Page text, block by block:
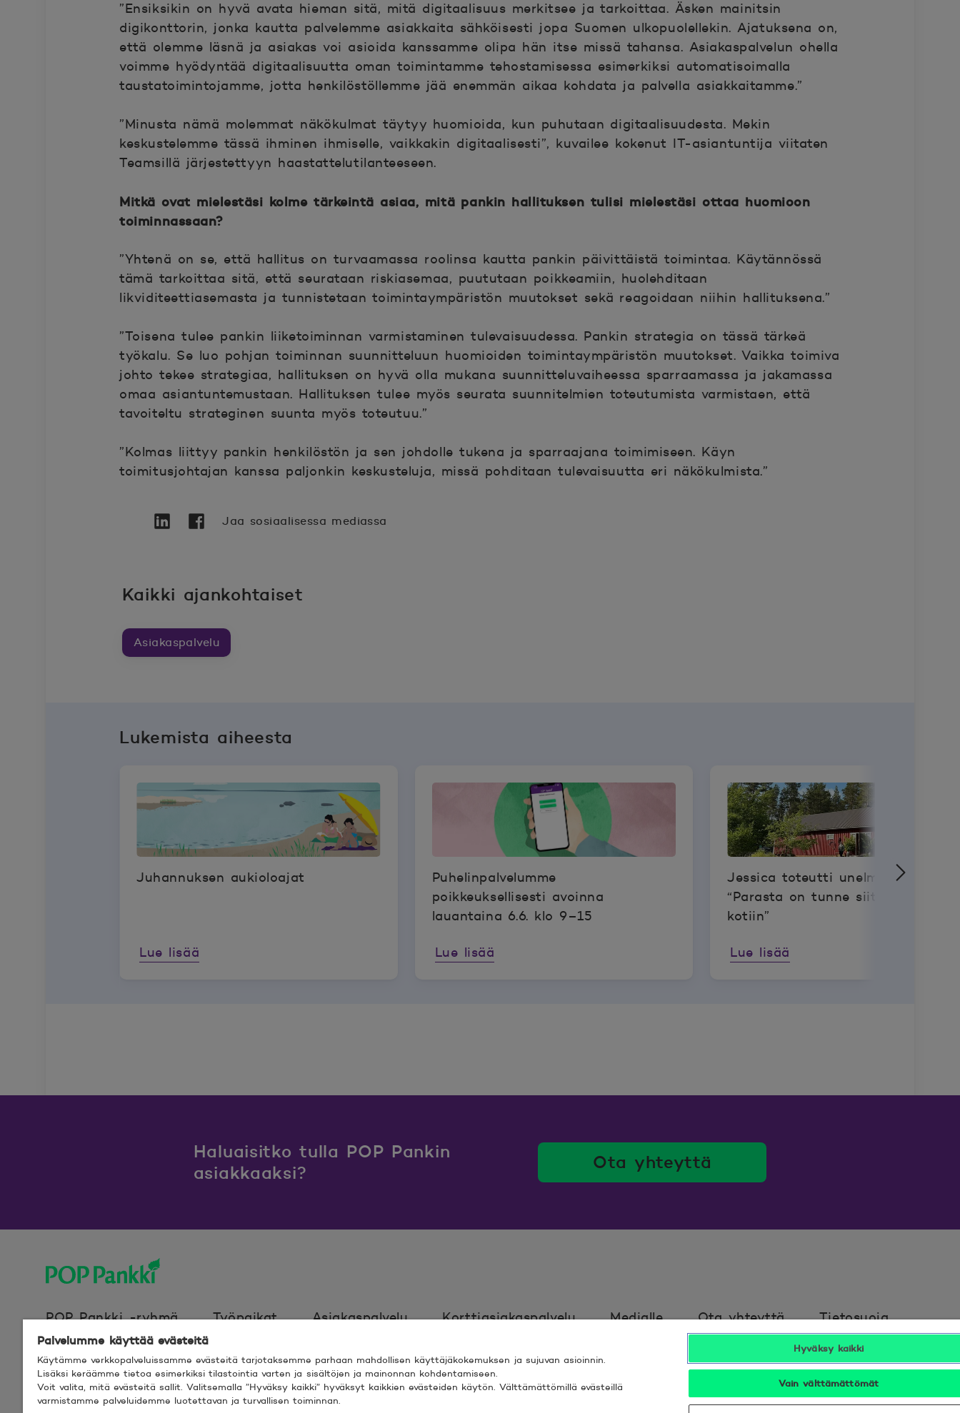
”Ensiksikin on hyvä avata hieman sitä, mitä digitaalisuus merkitsee ja tarkoittaa. Äsken mainitsin
digikonttorin, jonka kautta palvelemme asiakkaita sähköisesti jopa Suomen ulkopuolellekin. Ajatuksena on,
että olemme läsnä ja asiakas voi asioida kanssamme olipa hän itse missä tahansa. Asiakaspalvelun ohella
voimme hyödyntää digitaalisuutta oman toimintamme tehostamisessa esimerkiksi automatisoimalla
taustatoimintojamme, jotta henkilöstöllemme jää enemmän aikaa kohdata ja palvella asiakkaitamme.”
”Minusta nämä molemmat näkökulmat täytyy huomioida, kun puhutaan digitaalisuudesta. Mekin
keskustelemme tässä ihminen ihmiselle, vaikkakin digitaalisesti”, kuvailee kokenut IT-asiantuntija viitaten
Teamsillä järjestettyyn haastattelutilanteeseen.
Mitkä ovat mielestäsi kolme tärkeintä asiaa, mitä pankin hallituksen tulisi mielestäsi ottaa huomioon
toiminnassaan?
”Yhtenä on se, että hallitus on turvaamassa roolinsa kautta pankin päivittäistä toimintaa. Käytännössä
tämä tarkoittaa sitä, että seurataan riskiasemaa, puututaan poikkeamiin, huolehditaan
likviditeettiasemasta ja tunnistetaan toimintaympäristön muutokset sekä reagoidaan niihin hallituksena.”
”Toisena tulee pankin liiketoiminnan varmistaminen tulevaisuudessa. Pankin strategia on tässä tärkeä
työkalu. Se luo pohjan toiminnan suunnitteluun huomioiden toimintaympäristön muutokset. Vaikka toimiva
johto tekee strategiaa, hallituksen on hyvä olla mukana suunnitteluvaiheessa sparraamassa ja jakamassa
omaa asiantuntemustaan. Hallituksen tulee myös seurata suunnitelmien toteutumista varmistaen, että
tavoiteltu strateginen suunta myös toteutuu.”
”Kolmas liittyy pankin henkilöstön ja sen johdolle tukena ja sparraajana toimimiseen. Käyn
toimitusjohtajan kanssa paljonkin keskusteluja, missä pohditaan tulevaisuutta eri näkökulmista.”
Jaa sosiaalisessa mediassa
Kaikki ajankohtaiset
Asiakaspalvelu
Lukemista aiheesta
Juhannuksen aukioloajat
Lue lisää
Puhelinpalvelumme
poikkeuksellisesti avoinna
lauantaina 6.6. klo 9–15
Lue lisää
Jessica toteutti unelmansa:
“Parasta on tunne siitä, että tulee
kotiin”
Lue lisää
Haluaisitko tulla POP Pankin
asiakkaaksi?
Ota yhteyttä
POP Pankki -ryhmä
Työpaikat Asiakaspalvelu Korttiasiakaspalvelu Medialle Ota yhteyttä Tietosuoja
Evästeet Verkkosivun käyttöehdot Ehdot Turvallinen asiointi Saavutettavuus Hyödyllistä tietää
Palvelumme käyttää evästeitä
Käytämme verkkopalveluissamme evästeitä tarjotaksemme parhaan mahdollisen käyttäjäkokemuksen ja sujuvan asioinnin.
Lisäksi keräämme tietoa esimerkiksi tilastointia varten ja sisältöjen ja mainonnan kohdentamiseen.
Voit valita, mitä evästeitä sallit. Valitsemalla ”Hyväksy kaikki” hyväksyt kaikkien evästeiden käytön. Välttämättömillä evästeillä
varmistamme palveluidemme luotettavan ja turvallisen toiminnan.
Hyväksy kaikki
Vain välttämättömät